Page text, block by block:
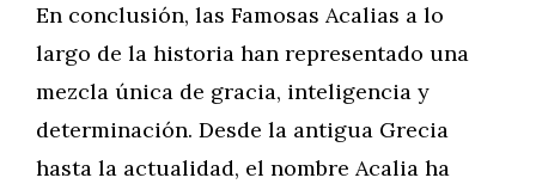
En conclusión, las Famosas Acalias a lo
largo de la historia han representado una
mezcla única de gracia, inteligencia y
determinación. Desde la antigua Grecia
hasta la actualidad, el nombre Acalia ha